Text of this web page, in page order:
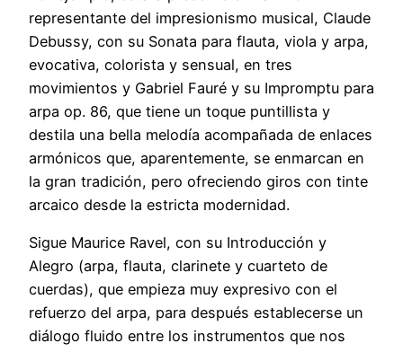
representante del impresionismo musical, Claude
Debussy, con su Sonata para flauta, viola y arpa,
evocativa, colorista y sensual, en tres
movimientos y Gabriel Fauré y su Impromptu para
arpa op. 86, que tiene un toque puntillista y
destila una bella melodía acompañada de enlaces
armónicos que, aparentemente, se enmarcan en
la gran tradición, pero ofreciendo giros con tinte
arcaico desde la estricta modernidad.
Sigue Maurice Ravel, con su Introducción y
Alegro (arpa, flauta, clarinete y cuarteto de
cuerdas), que empieza muy expresivo con el
refuerzo del arpa, para después establecerse un
diálogo fluido entre los instrumentos que nos